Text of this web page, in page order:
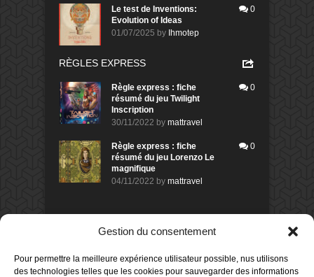
Gestion du consentement
Pour permettre la meilleure expérience utilisateur possible, nus utilisons
des technologies telles que les cookies pour sauvegarder des informations
Le test de Inventions:
Evolution of Ideas
01/07/2025 by Ihmotep
0
RÈGLES EXPRESS
Règle express : fiche
résumé du jeu Twilight
Inscription
30/11/2022 by mattravel
0
Règle express : fiche
résumé du jeu Lorenzo Le
magnifique
04/11/2022 by mattravel
0
DERNIERS AVIS DES MEMBRES
Avis de
Sur le jeu Collect!